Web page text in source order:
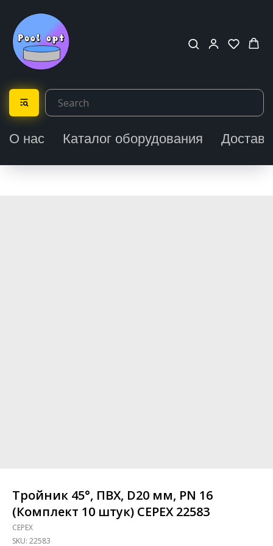
О нас Каталог оборудования
Тройник 45°, ПВХ, D20 мм, PN 16
(Комплект 10 штук) CEPEX 22583
CEPEX
SKU: 22583